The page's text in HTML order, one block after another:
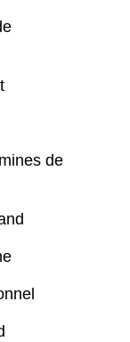
de